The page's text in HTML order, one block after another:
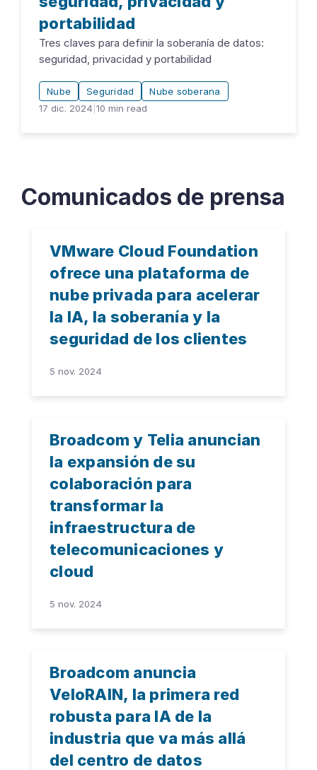
portabilidad
Tres claves para definir la soberanía de datos:
seguridad, privacidad y portabilidad
Nube Seguridad
Nube soberana
17 dic. 2024 10 min read
Comunicados de prensa
VMware Cloud Foundation
ofrece una plataforma de
nube privada para acelerar
la IA, la soberanía y la
seguridad de los clientes
5 nov. 2024
Broadcom y Telia anuncian
la expansión de su
colaboración para
transformar la
infraestructura de
telecomunicaciones y
cloud
5 nov. 2024
Broadcom anuncia
VeloRAIN, la primera red
robusta para IA de la
industria que va más allá
del centro de datos